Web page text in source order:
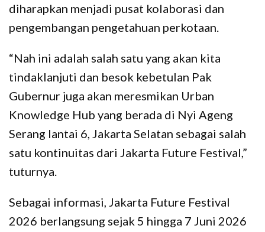
diharapkan menjadi pusat kolaborasi dan
pengembangan pengetahuan perkotaan.
“Nah ini adalah salah satu yang akan kita
tindaklanjuti dan besok kebetulan Pak
Gubernur juga akan meresmikan Urban
Knowledge Hub yang berada di Nyi Ageng
Serang lantai 6, Jakarta Selatan sebagai salah
satu kontinuitas dari Jakarta Future Festival,”
tuturnya.
Sebagai informasi, Jakarta Future Festival
2026 berlangsung sejak 5 hingga 7 Juni 2026